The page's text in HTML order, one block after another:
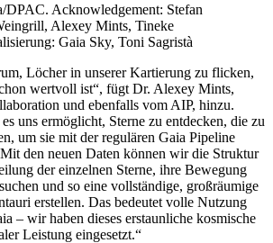
Acknowledgement: Stefan
Alexey Mints, Tineke
Gaia Sky, Toni Sagristà
Löcher in unserer Kartierung zu flicken,
wertvoll ist“, fügt Dr. Alexey Mints,
und ebenfalls vom AIP, hinzu.
uns ermöglicht, Sterne zu entdecken, die zu
um sie mit der regulären Gaia Pipeline
den neuen Daten können wir die Struktur
der einzelnen Sterne, ihre Bewegung
und so eine vollständige, großräumige
erstellen. Das bedeutet volle Nutzung
– wir haben dieses erstaunliche kosmische
Leistung eingesetzt.“